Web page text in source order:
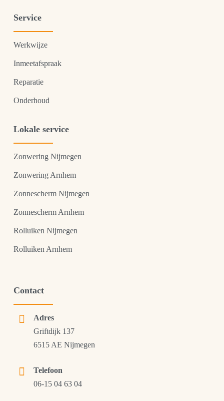
Service
Werkwijze
Inmeetafspraak
Reparatie
Onderhoud
Lokale service
Zonwering Nijmegen
Zonwering Arnhem
Zonnescherm Nijmegen
Zonnescherm Arnhem
Rolluiken Nijmegen
Rolluiken Arnhem
Contact
Adres
Griftdijk 137
6515 AE Nijmegen
Telefoon
06-15 04 63 04